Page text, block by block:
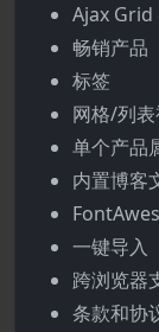
Ajax Grid
畅销产品
标签
网格/列
单个产品
内置博客
一键导入
跨浏览器
条款和协